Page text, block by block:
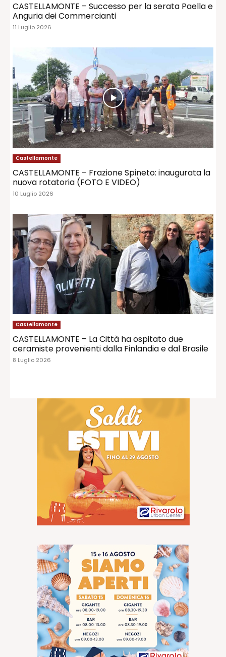
CASTELLAMONTE – Successo per la serata Paella e
Anguria dei Commercianti
11 Luglio 2026
Castellamonte
CASTELLAMONTE – Frazione Spineto: inaugurata la
nuova rotatoria (FOTO E VIDEO)
10 Luglio 2026
Castellamonte
CASTELLAMONTE – La Città ha ospitato due
ceramiste provenienti dalla Finlandia e dal Brasile
8 Luglio 2026